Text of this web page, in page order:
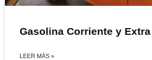
Gasolina Corriente y Extra
LEER MÁS »